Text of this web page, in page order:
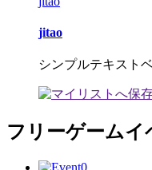
jitao
シンプルテキスト
フリーゲームイ